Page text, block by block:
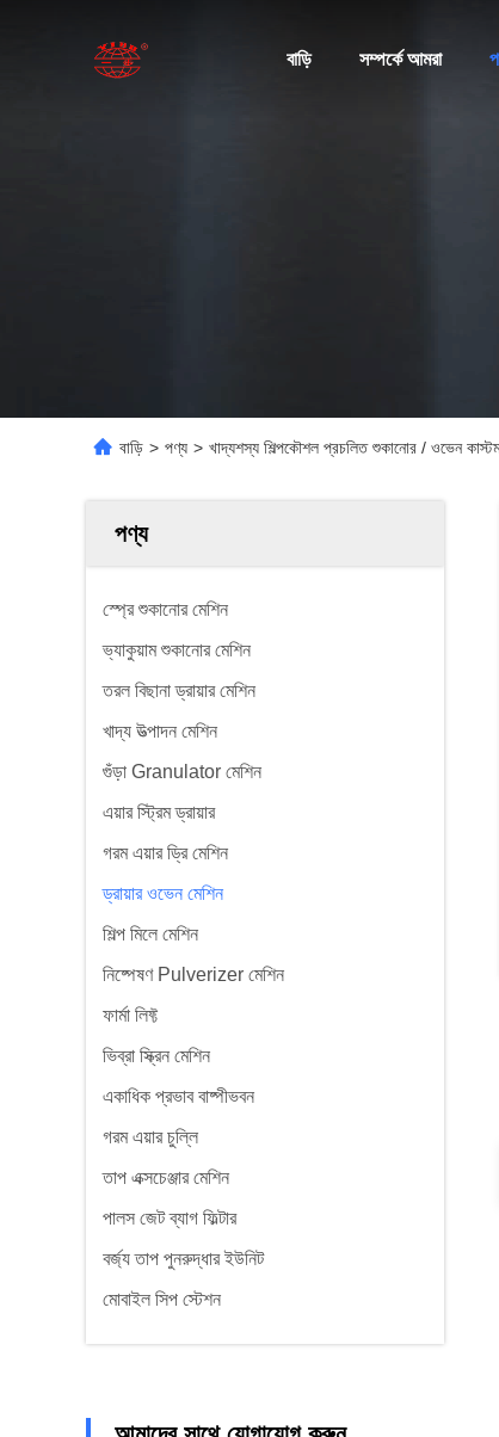
বাড়ি সম্পর্কে আমরা
বাড়ি > পণ্য > খাদ্যশস্য শিল্পকৌশল প্রচলিত শুকানোর / ওভেন
পণ্য
স্প্রে শুকানোর মেশিন
ভ্যাকুয়াম শুকানোর মেশিন
তরল বিছানা ড্রায়ার মেশিন
খাদ্য উত্পাদন মেশিন
গুঁড়া Granulator মেশিন
এয়ার স্ট্রিম ড্রায়ার
গরম এয়ার ড্রি মেশিন
ড্রায়ার ওভেন মেশিন
শিল্প মিলে মেশিন
নিষ্পেষণ Pulverizer মেশিন
ফার্মা লিফ্ট
ভিব্রা স্ক্রিন মেশিন
একাধিক প্রভাব বাষ্পীভবন
গরম এয়ার চুল্লি
তাপ এক্সচেঞ্জার মেশিন
পালস জেট ব্যাগ ফিল্টার
বর্জ্য তাপ পুনরুদ্ধার ইউনিট
মোবাইল সিপ স্টেশন